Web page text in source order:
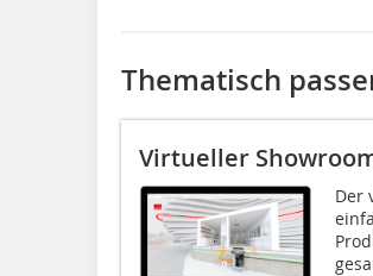
Thematisch
Virtueller
Der